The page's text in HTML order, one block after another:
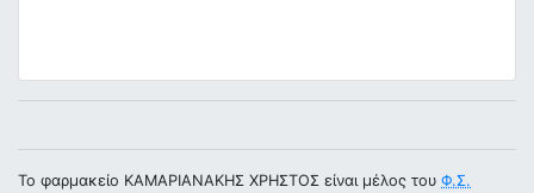
Το φαρμακείο ΚΑΜΑΡΙΑΝΑΚΗΣ ΧΡΗΣΤΟΣ είναι μέλος του Φ.Σ.